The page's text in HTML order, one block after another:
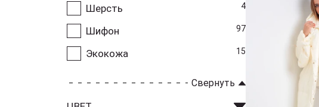
Шерсть 4
Шифон 97
Экокожа 15
Свернуть